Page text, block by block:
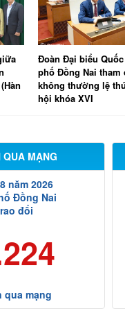
Trưởng đoàn Đại
thành phố Đồng
Văn điều hành
tổ 6
QUA MẠNG
năm 2026
Đồng Nai
đổi
qua mạng